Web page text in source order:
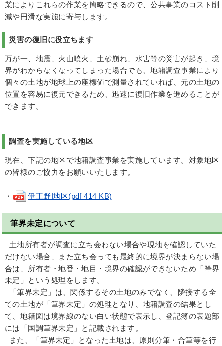
業によりこれらの作業を簡略できるので、公共事業のコスト削
減や円滑な実施に寄与します。
災害の復旧に役立ちます
万が一、地震、火山噴火、土砂崩れ、水害等の災害が起き、境
界がわからなくなってしまった場合でも、地籍調査事業により
個々の土地が地球上の座標値で測量されていれば、元の土地の
位置を容易に復元できるため、迅速に復旧作業を進めることが
できます。
調査を実施している地区
現在、下記の地区で地籍調査事業を実施しています。対象地区
の皆様のご協力をお願いいたします。
・ 伊王野I地区(pdf 414 KB)
筆界未定について
土地所有者が調査に立ち会わない場合や現地を確認していた
だけない場合、また立ち会っても最終的に境界が決まらない場
合は、所有者・地番・地目・境界の確認ができないため「筆界
未定」という処理をします。
「筆界未定」は、関係するその土地のみでなく、隣接する全
ての土地が「筆界未定」の処理となり、地籍調査の結果とし
て、地籍図は境界線のない白い状態で表示し、登記簿の表題部
には「国調筆界未定」と記載されます。
また、「筆界未定」となった土地は、原則分筆・合筆等を行